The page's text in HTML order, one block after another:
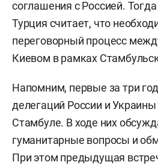
соглашения с Россией.
Турция считает, что
переговорный процесс
Киевом в рамках
Напомним, первые за три
делегаций России и
Стамбуле. В ходе них
гуманитарные вопросы и
При этом предыдущая